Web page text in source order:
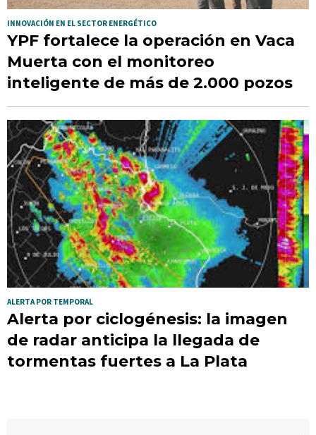
INNOVACIÓN EN EL SECTOR ENERGÉTICO
YPF fortalece la operación en Vaca
Muerta con el monitoreo
inteligente de más de 2.000 pozos
ALERTA POR TEMPORAL
Alerta por ciclogénesis: la imagen
de radar anticipa la llegada de
tormentas fuertes a La Plata